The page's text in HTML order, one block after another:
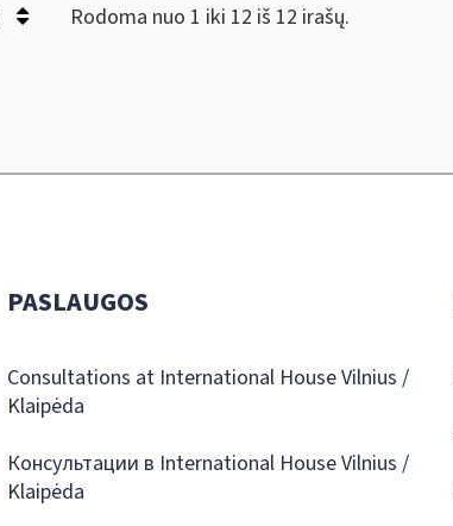
Rodoma nuo 1 iki 12 iš 12 irašų.
PASLAUGOS
Consultations at International House Vilnius /
Klaipėda
Консультации в International House Vilnius /
Klaipėda